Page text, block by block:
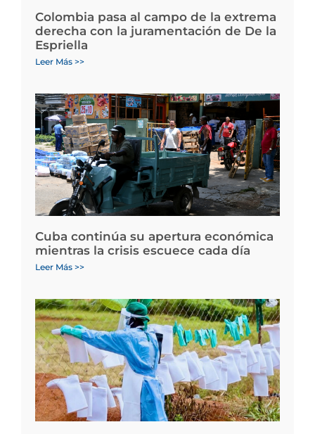
Colombia pasa al campo de la extrema
derecha con la juramentación de De la
Espriella
Leer Más >>
Cuba continúa su apertura económica
mientras la crisis escuece cada día
Leer Más >>